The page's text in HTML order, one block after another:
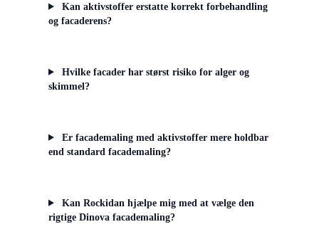
Kan aktivstoffer erstatte korrekt forbehandling
og facaderens?
Hvilke facader har størst risiko for alger og
skimmel?
Er facademaling med aktivstoffer mere holdbar
end standard facademaling?
Kan Rockidan hjælpe mig med at vælge den
rigtige Dinova facademaling?